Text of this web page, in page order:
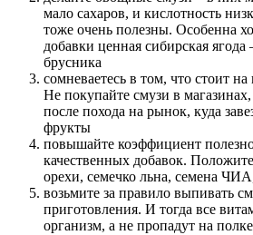
мало сахаров, и кислотность
тоже очень полезны. Особенна
добавки ценная сибирская
брусника
сомневаетесь в том, что стоит
Не покупайте смузи в
после похода на рынок, куда
фрукты
повышайте коэффициент
качественных добавок.
орехи, семечко льна, семена
возьмите за правило выпивать
приготовления. И тогда все
организм, а не пропадут на